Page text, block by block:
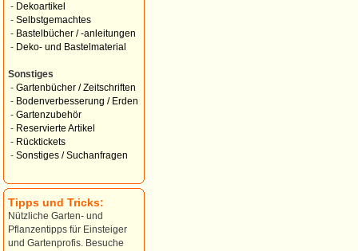
- Dekoartikel
- Selbstgemachtes
- Bastelbücher / -anleitungen
- Deko- und Bastelmaterial
Sonstiges
- Gartenbücher / Zeitschriften
- Bodenverbesserung / Erden
- Gartenzubehör
- Reservierte Artikel
- Rücktickets
- Sonstiges / Suchanfragen
Tipps und Tricks:
Nützliche Garten- und
Pflanzentipps für Einsteiger
und Gartenprofis. Besuche